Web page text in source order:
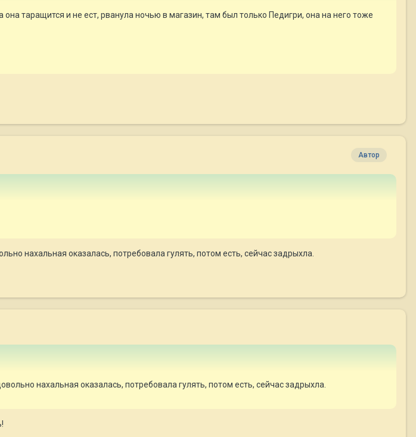
таращится и не ест, рванула ночью в магазин, там был только Педигри, она на него тоже
Автор
нахальная оказалась, потребовала гулять, потом есть, сейчас задрыхла.
нахальная оказалась, потребовала гулять, потом есть, сейчас задрыхла.